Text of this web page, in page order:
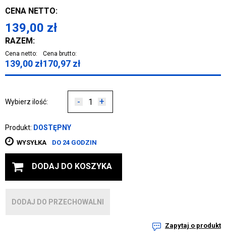
CENA NETTO:
139,00 zł
RAZEM:
Cena netto:
139,00 zł
Cena brutto:
170,97 zł
Wybierz ilość: - +
Produkt: DOSTĘPNY
WYSYŁKA DO 24 GODZIN
DODAJ DO KOSZYKA
DODAJ DO PRZECHOWALNI
Zapytaj o produkt